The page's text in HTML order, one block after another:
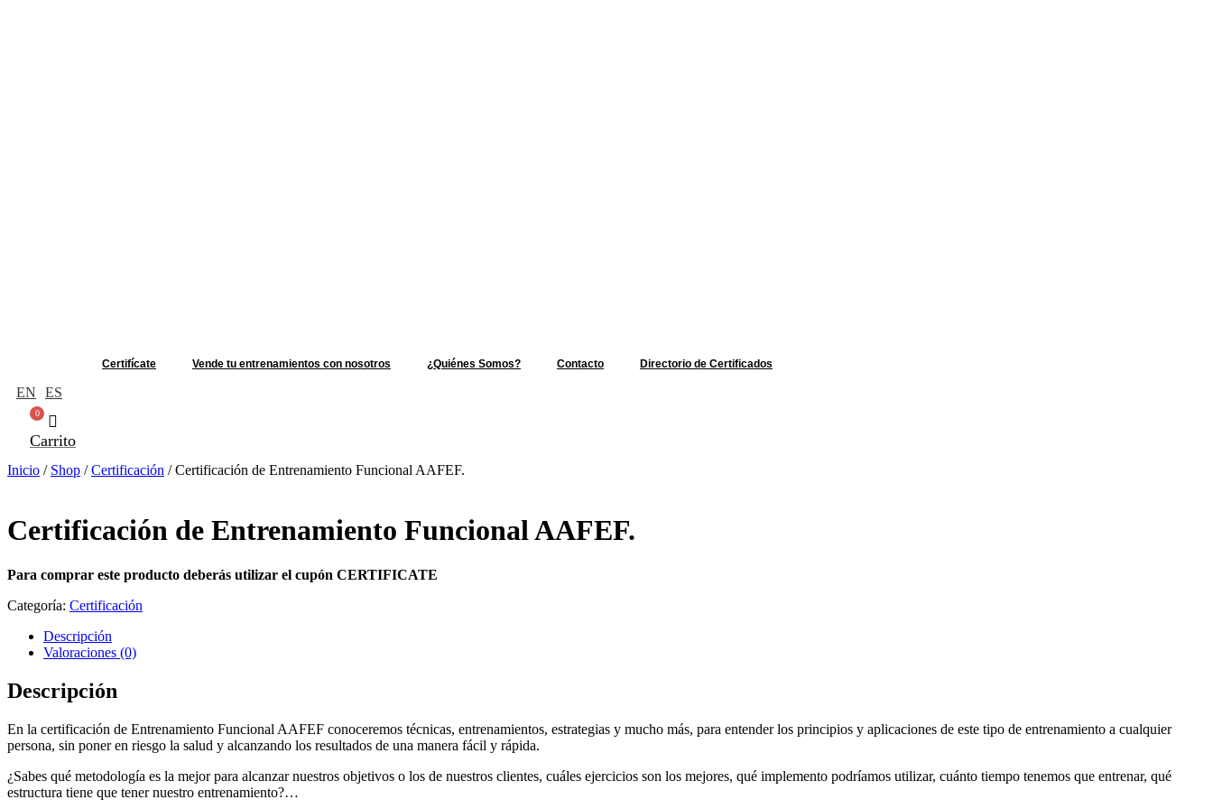
Certifícate Vende tu entrenamientos con nosotros ¿Quiénes Somos? Contacto Directorio de Certificados
EN ES
0
Carrito
Inicio / Shop /Certificación / Certificación de Entrenamiento Funcional AAFEF.
Certificación de Entrenamiento Funcional AAFEF.
Para comprar este producto deberás utilizar el cupón CERTIFICATE
Categoría: Certificación
Descripción
Valoraciones (0)
Descripción
En la certificación de Entrenamiento Funcional AAFEF conoceremos técnicas, entrenamientos, estrategias y mucho más, para entender los principios y aplicaciones de este tipo de entrenamiento a cualquier
persona, sin poner en riesgo la salud y alcanzando los resultados de una manera fácil y rápida.
¿Sabes qué metodología es la mejor para alcanzar nuestros objetivos o los de nuestros clientes, cuáles ejercicios son los mejores, qué implemento podríamos utilizar, cuánto tiempo tenemos que entrenar, qué
estructura tiene que tener nuestro entrenamiento?…